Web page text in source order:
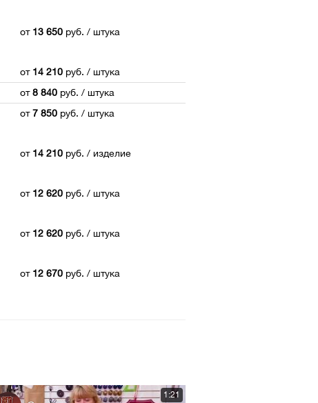
от 13 650 руб. / штука
от 14 210 руб. / штука
от8 840 руб. / штука
от7 850 руб. / штука
от 14 210 руб. / изделие
от 12 620 руб. / штука
от 12 620 руб. / штука
от 12 670 руб. / штука
1:21